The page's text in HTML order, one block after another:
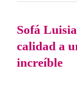
Sofá
calidad a
increíble